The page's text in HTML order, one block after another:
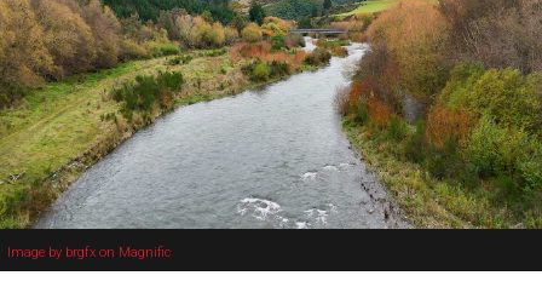
Image by brgfx on Magnific